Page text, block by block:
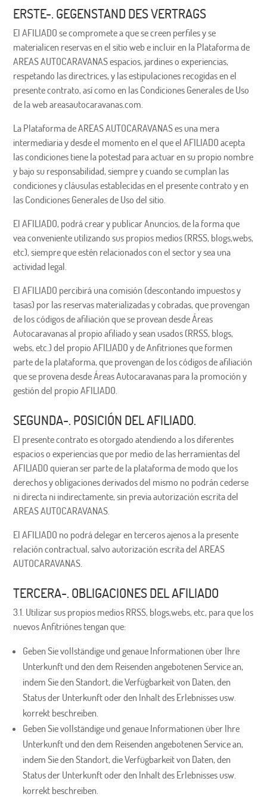
ERSTE-. GEGENSTAND DES VERTRAGS
El AFILIADO se compromete a que se creen perfiles y se
materialicen reservas en el sitio web e incluir en la Plataforma de
AREAS AUTOCARAVANAS espacios, jardines o experiencias,
respetando las directrices, y las estipulaciones recogidas en el
presente contrato, así como en las Condiciones Generales de Uso
de la web areasautocaravanas.com.
La Plataforma de AREAS AUTOCARAVANAS es una mera
intermediaria y desde el momento en el que el AFILIADO acepta
las condiciones tiene la potestad para actuar en su propio nombre
y bajo su responsabilidad, siempre y cuando se cumplan las
condiciones y cláusulas establecidas en el presente contrato y en
las Condiciones Generales de Uso del sitio.
El AFILIADO, podrá crear y publicar Anuncios, de la forma que
vea conveniente utilizando sus propios medios (RRSS, blogs,webs,
etc), siempre que estén relacionados con el sector y sea una
actividad legal.
El AFILIADO percibirá una comisión (descontando impuestos y
tasas) por las reservas materializadas y cobradas, que provengan
de los códigos de afiliación que se provean desde Áreas
Autocaravanas al propio afiliado y sean usados (RRSS, blogs,
webs, etc.) del propio AFILIADO y de Anfitriones que formen
parte de la plataforma, que provengan de los códigos de afiliación
que se provena desde Áreas Autocaravanas para la promoción y
gestión del propio AFILIADO.
SEGUNDA-. POSICIÓN DEL AFILIADO.
El presente contrato es otorgado atendiendo a los diferentes
espacios o experiencias que por medio de las herramientas del
AFILIADO quieran ser parte de la plataforma de modo que los
derechos y obligaciones derivados del mismo no podrán cederse
ni directa ni indirectamente, sin previa autorización escrita del
AREAS AUTOCARAVANAS.
El AFILIADO no podrá delegar en terceros ajenos a la presente
relación contractual, salvo autorización escrita del AREAS
AUTOCARAVANAS.
TERCERA-. OBLIGACIONES DEL AFILIADO
3.1. Utilizar sus propios medios RRSS, blogs,webs, etc, para que los
nuevos Anfitriónes tengan que:
Geben Sie vollständige und genaue Informationen über Ihre
Unterkunft und den dem Reisenden angebotenen Service an,
indem Sie den Standort, die Verfügbarkeit von Daten, den
Status der Unterkunft oder den Inhalt des Erlebnisses usw.
korrekt beschreiben.
Geben Sie vollständige und genaue Informationen über Ihre
Unterkunft und den dem Reisenden angebotenen Service an,
indem Sie den Standort, die Verfügbarkeit von Daten, den
Status der Unterkunft oder den Inhalt des Erlebnisses usw.
korrekt beschreiben.